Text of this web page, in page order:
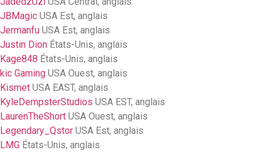
JBMagic USA Est, anglais
Jermanfu USA Est, anglais
Justin Dion États-Unis, anglais
Kage848 États-Unis, anglais
kic Gaming USA Ouest, anglais
Kismet USA EAST, anglais
KyleDempsterStudios USA EST, anglais
LaurenTheShort USA Ouest, anglais
Legendary_Qstor USA Est, anglais
LMG États-Unis, anglais